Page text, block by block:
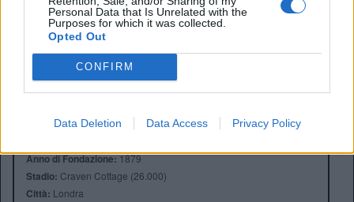
Personal Data that Is Unrelated with the
Purposes for which it was collected.
Opted Out
CONFIRM
Data Deletion Data Access Privacy Policy
Anno di Fondazione:1879
Stadio: Craven Cottage (26.000)
Città: Londra